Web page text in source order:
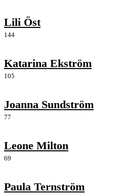
Lili Öst
144
Katarina Ekström
105
Joanna Sundström
77
Leone Milton
69
Paula Ternström